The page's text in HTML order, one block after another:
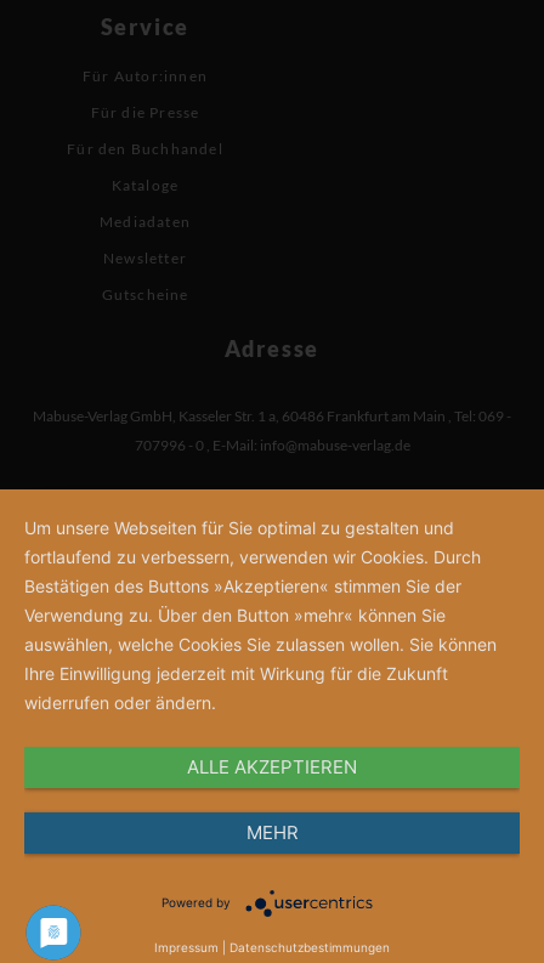
Service
Für Autor:innen
Für die Presse
Für den Buchhandel
Kataloge
Mediadaten
Newsletter
Gutscheine
Adresse
Mabuse-Verlag GmbH, Kasseler Str. 1 a, 60486 Frankfurt am Main , Tel: 069 -
707996 - 0 , E-Mail: info@mabuse-verlag.de
Um unsere Webseiten für Sie optimal zu gestalten und
fortlaufend zu verbessern, verwenden wir Cookies. Durch
Bestätigen des Buttons »Akzeptieren« stimmen Sie der
Verwendung zu. Über den Button »mehr« können Sie
auswählen, welche Cookies Sie zulassen wollen. Sie können
Ihre Einwilligung jederzeit mit Wirkung für die Zukunft
widerrufen oder ändern.
ALLE AKZEPTIEREN
MEHR
Powered by
Impressum Datenschutzbestimmungen